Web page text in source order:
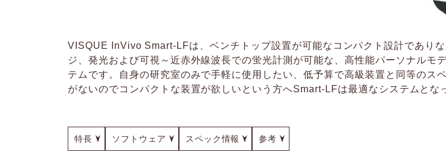
VISQUE InVivo Smart-LFは、ベンチトップ設置が可能なコンパクト設計であり
ジ、発光および可視～近赤外線波長での蛍光計測が可能な、高性能パーソナルモ
テムです。自身の研究室のみで手軽に使用したい、低予算で高級装置と同等のス
がないのでコンパクトな装置が欲しいという方へSmart-LFは最適なシステムとな
特長 ソフトウェア スペック情報 参考